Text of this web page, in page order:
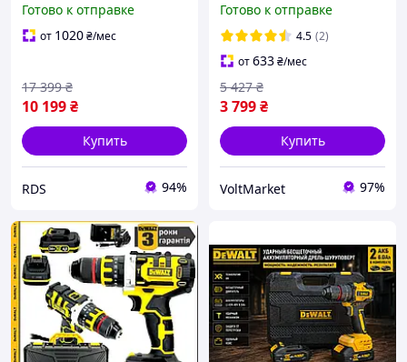
Готово к отправке
от 1020₴/мес
10 199₴
17 399 ₴
Купить
RDS 94%
Мощный бесщеточный
шуруповерт Девольт 13
мм qr
Готово к отправке
4.5 (2)
от633₴/мес
3 799₴
5 427 ₴
Купить
VoltMarket 97%